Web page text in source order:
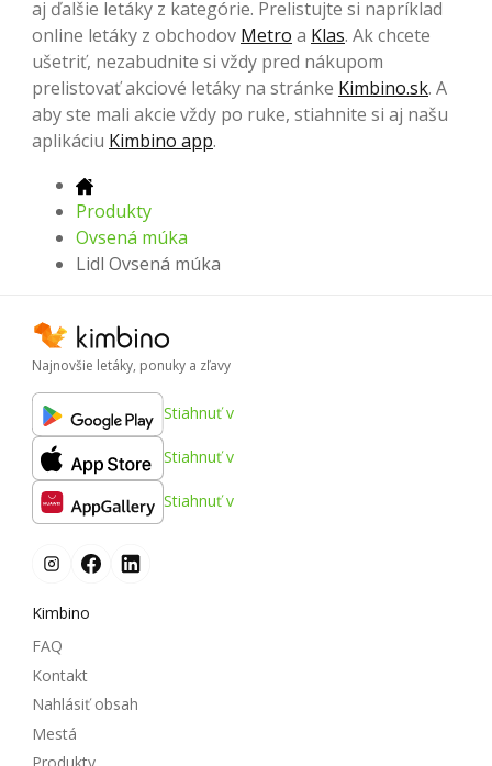
aj ďalšie letáky z kategórie. Prelistujte si napríklad
online letáky z obchodov Metro a Klas. Ak chcete
ušetriť, nezabudnite si vždy pred nákupom
prelistovať akciové letáky na stránke Kimbino.sk. A
aby ste mali akcie vždy po ruke, stiahnite si aj našu
aplikáciu Kimbino app.
Produkty
Ovsená múka
Lidl Ovsená múka
Najnovšie letáky, ponuky a zľavy
Stiahnuť v
Stiahnuť v
Stiahnuť v
Kimbino
FAQ
Kontakt
Nahlásiť obsah
Mestá